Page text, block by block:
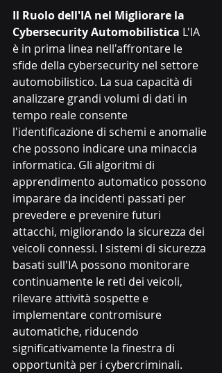
Il Ruolo dell'IA nel Migliorare la
Cybersecurity Automobilistica L'IA
è in prima linea nell'affrontare le
sfide della cybersecurity nel settore
automobilistico. La sua capacità di
analizzare grandi volumi di dati in
tempo reale consente
l'identificazione di schemi e anomalie
che possono indicare una minaccia
informatica. Gli algoritmi di
apprendimento automatico possono
imparare da incidenti passati per
prevedere e prevenire futuri
attacchi, migliorando la sicurezza dei
veicoli connessi. I sistemi di sicurezza
basati sull'IA possono monitorare
continuamente le reti dei veicoli,
rilevare attività sospette e
implementare contromisure
automatiche, riducendo
significativamente la finestra di
opportunità per i cybercriminali.